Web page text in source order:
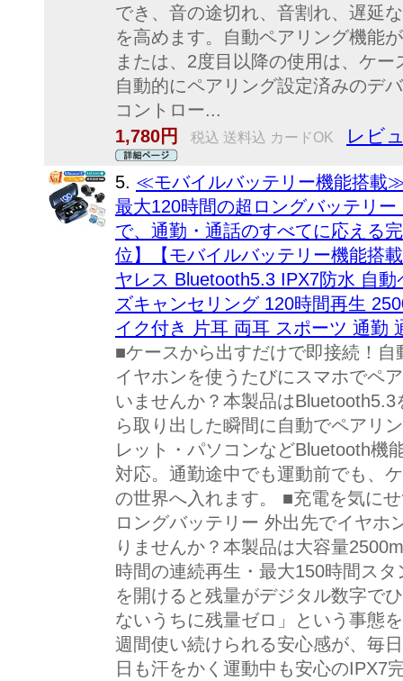
でき、音の途切れ、音割れ、遅延
を高めます。自動ペアリング機能
または、2度目以降の使用は、ケ
自動的にペアリング設定済みのデ
コントロー...
1,780円
税込 送料込 カードOK レビ
5. ≪モバイルバッテリー機能搭載
最大120時間の超ロングバッテリ
で、通勤・通話のすべてに応える
位】【モバイルバッテリー機能搭
ヤレス Bluetooth5.3 IPX7防水 自
ズキャンセリング 120時間再生
イク付き 片耳 両耳 スポーツ 通勤
■ケースから出すだけで即接続！
イヤホンを使うたびにスマホでペ
いませんか？本製品は
ら取り出した瞬間に自動でペアリ
レット・パソコンなどBluetooth機
対応。通勤途中でも運動前でも、
の世界へ入れます。 ■充電を気に
ロングバッテリー 外出先でイヤホ
りませんか？本製品は大容量
時間の連続再生・最大150時間ス
を開けると残量がデジタル数字で
ないうちに残量ゼロ」という事態
週間使い続けられる安心感が、毎
日も汗をかく運動中も安心のIPX7